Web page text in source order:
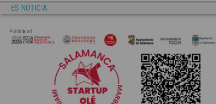
ES NOTICIA
Publicidad